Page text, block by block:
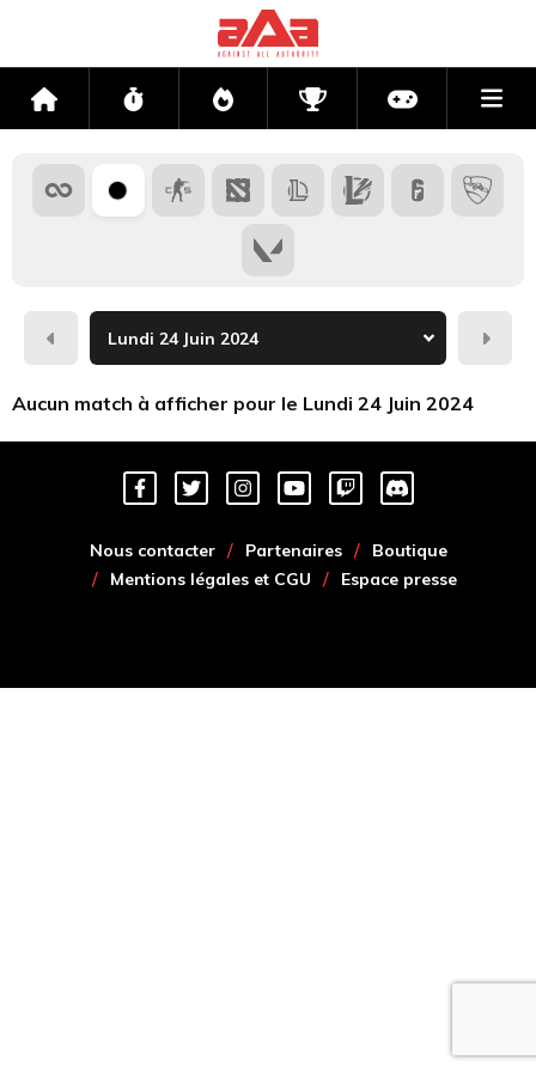
Accueil Flux Directs CompétitionsActu jeux
Hier
Aucun match à afficher pour le Lundi 24 Juin 2024
Nous contacter Partenaires
Boutique
Mentions légales et CGU
Espace presse